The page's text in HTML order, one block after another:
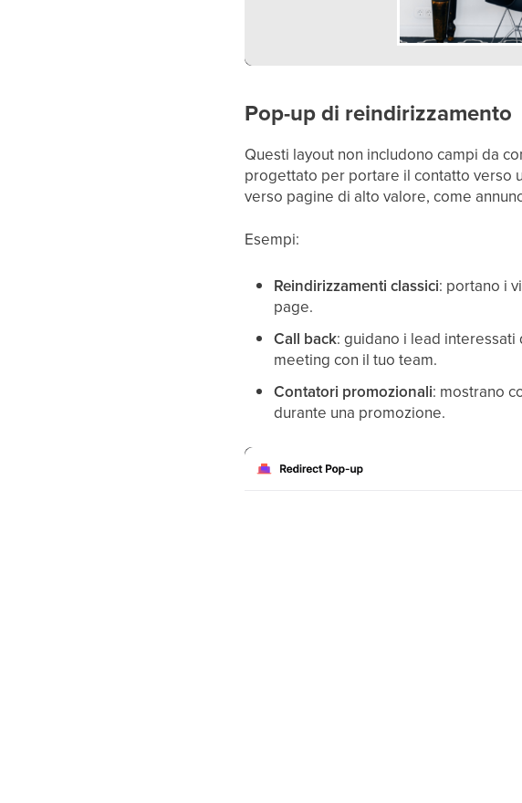
Pop-up di reindirizzamento
Questi layout non includono campi da
progettato per portare il contatto verso
verso pagine di alto valore, come
Esempi:
Reindirizzamenti classici: portano i
page.
Call back: guidano i lead
meeting con il tuo team.
Contatori promozionali: mostrano
durante una promozione.